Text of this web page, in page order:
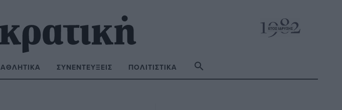
ΑΘΛΗΤΙΚΆ ΣΥΝΕΝΤΕΎΞΕΙΣ ΠΟΛΙΤΙΣΤΙΚΆ